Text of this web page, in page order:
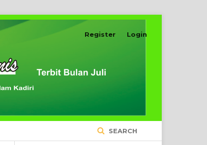
SEARCH
Register Login